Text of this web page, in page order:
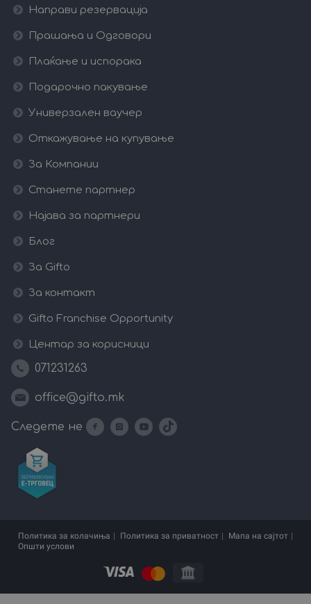
Направи резервација
Прашања и Одговори
Плаќање и испорака
Подарочно пакување
Универзален ваучер
Откажување на купување
За Компании
Станете партнер
Најава за партнери
Блог
За Gifto
За контакт
Gifto Franchise Opportunity
Центар за корисници
071231263
office@gifto.mk
Следете не
Политика за колачиња Политика за приватност
Мапа на сајтот
Општи услови